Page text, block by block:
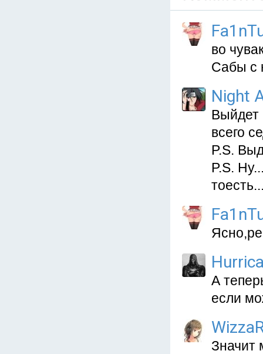
во
Сабы с
Night
Выйдет
всего
P.S.
P.S.
А
если
Значит